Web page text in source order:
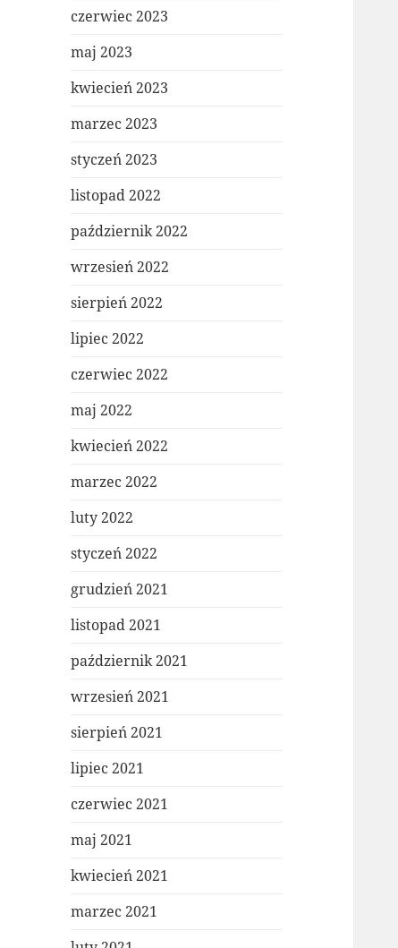
czerwiec 2023
maj 2023
kwiecień 2023
marzec 2023
styczeń 2023
listopad 2022
październik 2022
wrzesień 2022
sierpień 2022
lipiec 2022
czerwiec 2022
maj 2022
kwiecień 2022
marzec 2022
luty 2022
styczeń 2022
grudzień 2021
listopad 2021
październik 2021
wrzesień 2021
sierpień 2021
lipiec 2021
czerwiec 2021
maj 2021
kwiecień 2021
marzec 2021